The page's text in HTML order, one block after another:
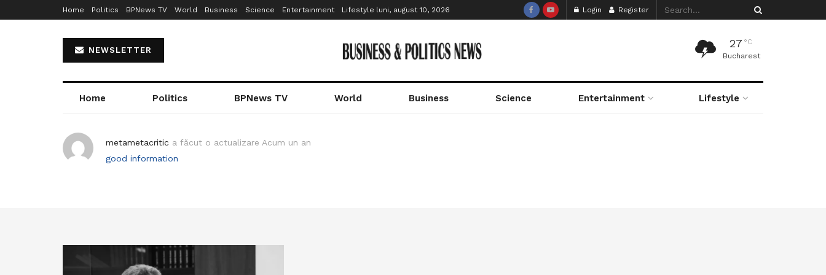
Home Politics BPNews TV World Business Science Entertainment Lifestyle luni, august 10, 2026 Login Register
NEWSLETTER
27 °C
Bucharest
Home Politics BPNews TV World Business Science Entertainment Lifestyle
metametacritic a făcut o actualizare Acum un an
good information